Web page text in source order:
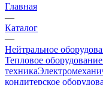
Главная
—
Каталог
—
Нейтральное
Тепловое оборудование
техника
кондитерское